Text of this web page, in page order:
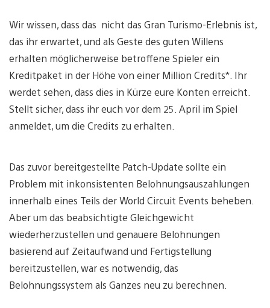
Wir wissen, dass das nicht das Gran Turismo-Erlebnis ist,
das ihr erwartet, und als Geste des guten Willens
erhalten möglicherweise betroffene Spieler ein
Kreditpaket in der Höhe von einer Million Credits*. Ihr
werdet sehen, dass dies in Kürze eure Konten erreicht.
Stellt sicher, dass ihr euch vor dem 25. April im Spiel
anmeldet, um die Credits zu erhalten.
Das zuvor bereitgestellte Patch-Update sollte ein
Problem mit inkonsistenten Belohnungsauszahlungen
innerhalb eines Teils der World Circuit Events beheben.
Aber um das beabsichtigte Gleichgewicht
wiederherzustellen und genauere Belohnungen
basierend auf Zeitaufwand und Fertigstellung
bereitzustellen, war es notwendig, das
Belohnungssystem als Ganzes neu zu berechnen.